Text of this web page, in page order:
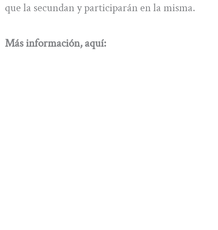
que la secundan y participarán en la misma.
Más información, aquí: